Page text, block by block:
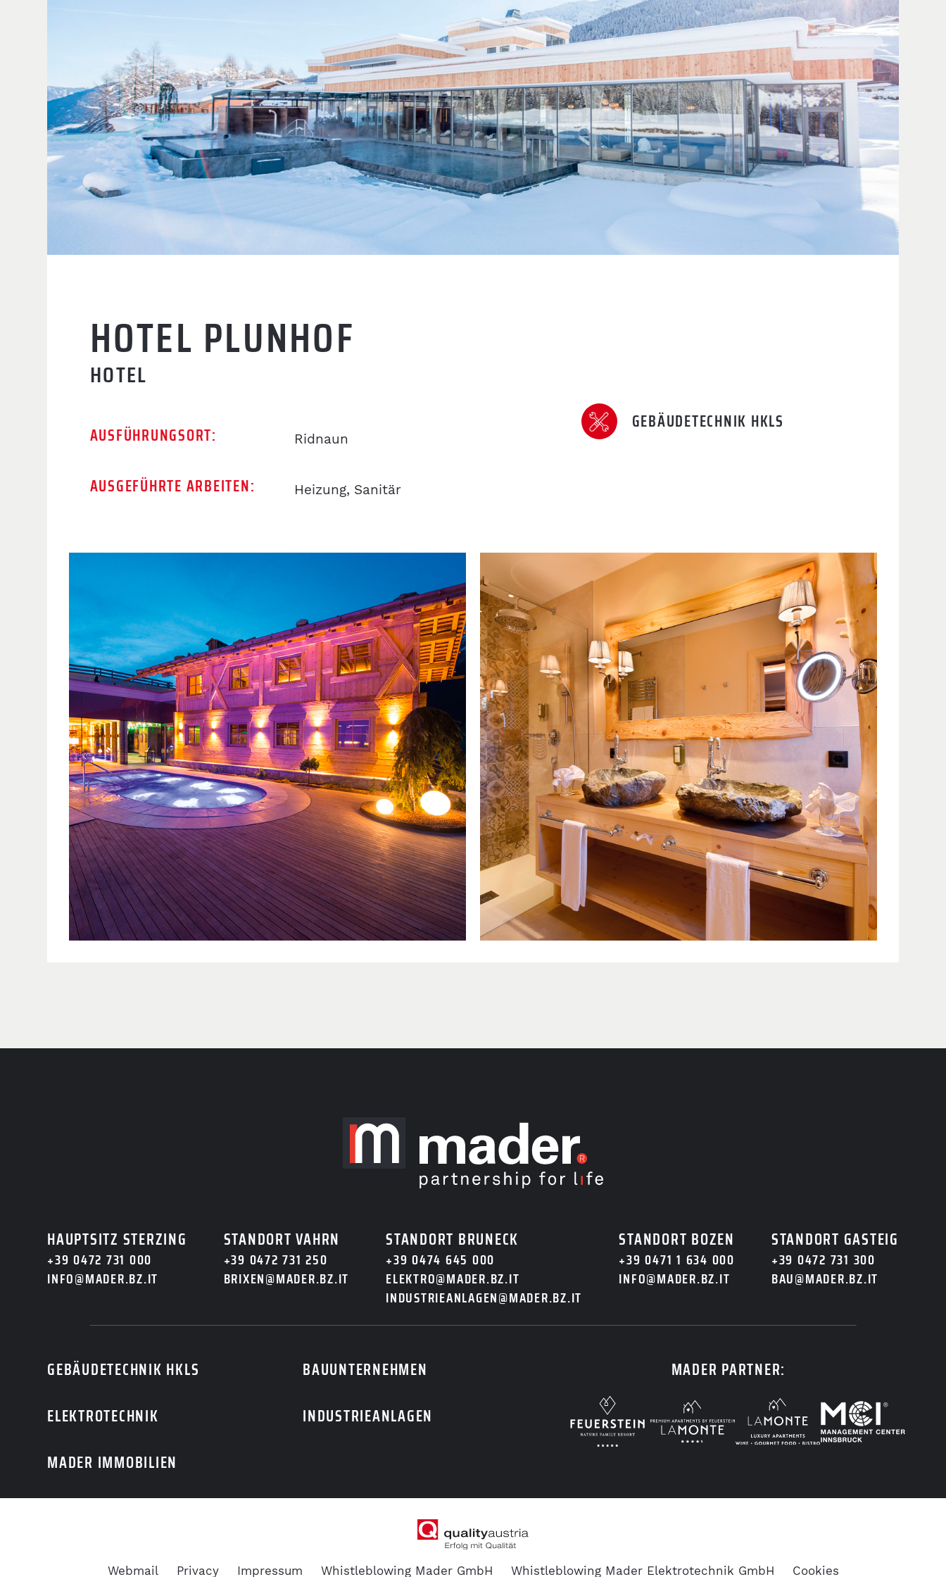
REFERENZEN
KARRIERE BEI
MADER
HOTEL PLUNHOF
HOTEL
AUSFÜHRUNGSORT: Ridnaun
AUSGEFÜHRTE ARBEITEN: Heizung, Sanitär
GEBÄUDETECHNIK HKLS
HAUPTSITZ STERZING
+39 0472 731 000
INFO@MADER.BZ.IT
STANDORT VAHRN
+39 0472 731 250
BRIXEN@MADER.BZ.IT
STANDORT BRUNECK
+39 0474 645 000
ELEKTRO@MADER.BZ.IT
INDUSTRIEANLAGEN@MADER.BZ.IT
STANDORT BOZEN
+39 0471 1 634 000
INFO@MADER.BZ.IT
STANDORT GASTEIG
+39 0472 731 300
BAU@MADER.BZ.IT
GEBÄUDETECHNIK HKLS
BAUUNTERNEHMEN
ELEKTROTECHNIK
INDUSTRIEANLAGEN
MADER IMMOBILIEN
MADER PARTNER:
Webmail Privacy Impressum Whistleblowing Mader GmbH Whistleblowing Mader Elektrotechnik GmbH Cookies
JETZT ANFRAGEN
Noch Fragen? Dann kontaktiere uns. Wir